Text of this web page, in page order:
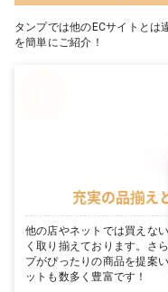
タンプでは他のECサイトとは
を簡単にご紹介！
充実の品揃え
他の店やネットでは買えな
く取り揃えております。さ
プがぴったりの商品を提案
ットも数多く豊富です！